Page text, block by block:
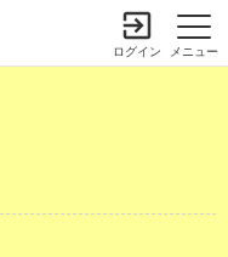
メニュー
ログイン